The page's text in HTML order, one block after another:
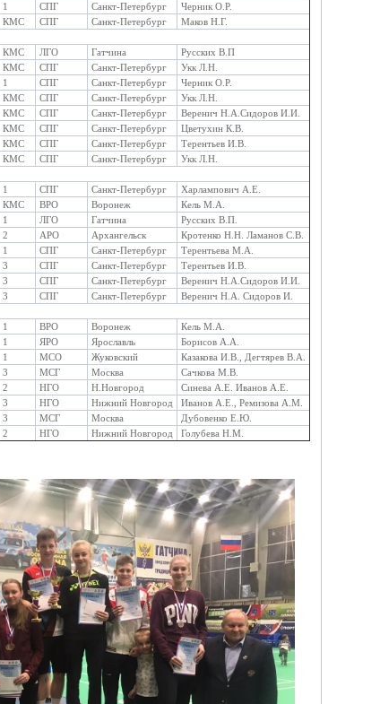
1 СПГ Санкт-Петербург
Черник О.Р.
КМС СПГ Санкт-Петербург
Маков Н.Г.
КМС ЛГО Гатчина
Русских В.П
КМС СПГ Санкт-Петербург
Укк Л.Н.
1 СПГ Санкт-Петербург
Черник О.Р.
КМС СПГ Санкт-Петербург
Укк Л.Н.
КМС СПГ Санкт-Петербург
Веренич Н.А.Сидоров И.И.
КМС СПГ Санкт-Петербург
Цветухин К.В.
КМС СПГ Санкт-Петербург
Терентьев И.В.
КМС СПГ Санкт-Петербург
Укк Л.Н.
1 СПГ Санкт-Петербург
Харлампович А.Е.
КМС ВРО Воронеж
Кель М.А.
1 ЛГО Гатчина
Русских В.П.
2 АРО Архангельск
Кротенко Н.Н. Ламанов С.В.
1 СПГ Санкт-Петербург
Терентьева М.А.
3 СПГ Санкт-Петербург
Терентьев И.В.
3 СПГ Санкт-Петербург
Веренич Н.А.Сидоров И.И.
3 СПГ Санкт-Петербург
Веренич Н.А. Сидоров И.
1 ВРО Воронеж
Кель М.А.
1 ЯРО Ярославль
Борисов А.А.
1 МСО Жуковский
Казакова И.В., Дегтярев В.А.
3 МСГ Москва
Сачкова М.В.
2 НГО Н.Новгород
Синева А.Е. Иванов А.Е.
3 НГО Нижний Новгород
Иванов А.Е., Ремизова А.М.
3 МСГ Москва
Дубовенко Е.Ю.
2 НГО Нижний Новгород Голубева Н.М.